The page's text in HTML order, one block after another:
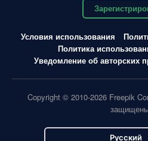
Условия использования
Политика
Уведомление об авторских
Copyright © 2010-2026 Freepik
Pусский